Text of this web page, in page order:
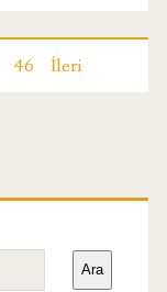
46 İleri
Ara